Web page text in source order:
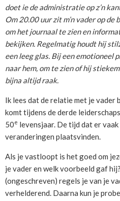
doet ie de administratie op z’n
Om 20.00 uur zit m’n vader op
om het journaal te zien en
bekijken. Regelmatig houdt hij
een leeg glas. Bij een emotioneel
naar hem, om te zien of hij
bijna altijd raak.
Ik lees dat de relatie met je vader
komt tijdens de derde
50e levensjaar. De tijd dat er
veranderingen plaatsvinden.
Als je vastloopt is het goed om
je vader en welk voorbeeld gaf
(ongeschreven) regels je van je
verhelderend. Daarna kun je